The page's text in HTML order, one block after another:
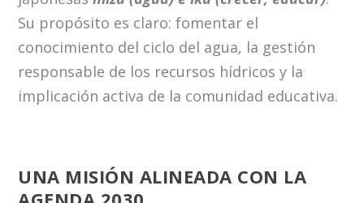
Su propósito es claro: fomentar el
conocimiento del ciclo del agua, la gestión
responsable de los recursos hídricos y la
implicación activa de la comunidad educativa.
UNA MISIÓN ALINEADA CON LA